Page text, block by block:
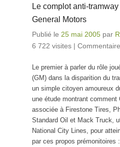
Le complot anti-
General Motors
Publié le 25 mai 2005 par
6 722 visites |
Le premier à parler du rôle
(GM) dans la disparition du
un simple citoyen amoureux
une étude montrant comment
associée à Firestone Tires,
Standard Oil et Mack Truck,
National City Lines, pour
par ces propos prémonitoires